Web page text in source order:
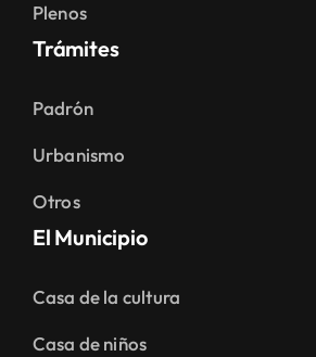
Plenos
Trámites
Padrón
Urbanismo
Otros
El Municipio
Casa de la cultura
Casa de niños